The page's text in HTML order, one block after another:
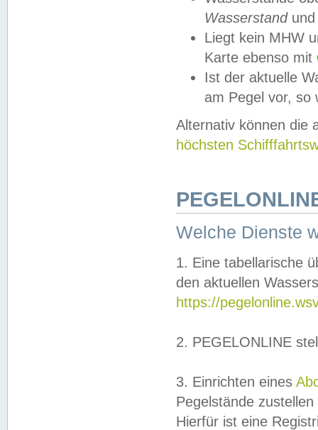
Wasserstandund
Liegt kein MHW
Karte ebenso mit
Ist der aktuelle
am Pegel vor,
Alternativ können die
höchsten
Welche Dienste
1. Eine tabellarische
den aktuellen
https://
2. PEGELONLINE
3. Einrichten eines
Pegelstände
Hierfür ist eine